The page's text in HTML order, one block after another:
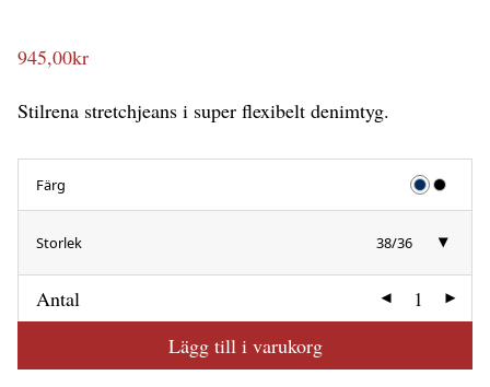
945,00kr
Stilrena stretchjeans i super flexibelt denimtyg.
Färg
Storlek 38/36
Antal
Lägg till i varukorg